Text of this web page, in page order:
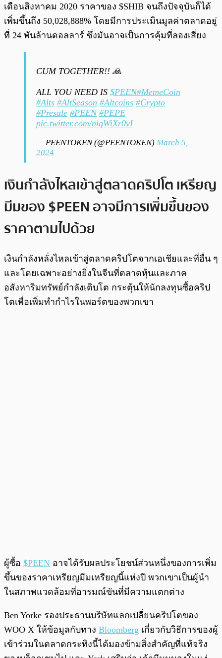
เดือนสิงหาคม 2020 ราคาของ $SHIB จนถึงปัจจุบันก็ได้
เพิ่มขึ้นถึง 50,028,888% โดยมีการประเมินมูลค่าตลาดอยู่
ที่ 24 พันล้านดอลลาร์ ซึ่งมันอาจเป็นการคุ้มที่ลองเสี่ยง
CUM TOGETHER!! 🙏
ALL YOU NEED IS $PEEN#MemeCoin
#Alts #AltSeason #Altcoins #Crypto
#Presale #PEEN #PEPE
pic.twitter.com/niqWiXr0vI
— PEENTOKEN (@PEENTOKEN) March 5,
2024
เงินกำลังไหลเข้าสู่ตลาดคริปโต เหรียญ
มีมของ $PEEN อาจมีการเพิ่มขึ้นของ
ราคาตามไปด้วย
เงินกำลังหลั่งไหลเข้าสู่ตลาดคริปโตจากเอเชียและที่อื่น ๆ
และโดยเฉพาะอย่างยิ่งในจีนที่ตลาดหุ้นและภาค
อสังหาริมทรัพย์กำลังเติบโต กระตุ้นให้นักลงทุนซื้อคริป
โตเพื่อเพิ่มทำกำไรในพอร์ตของพวกเขา
ผู้ซื้อ $PEEN อาจได้รับผลประโยชน์ส่วนหนึ่งของการเพิ่ม
ขึ้นของราคาเหรียญมีมเหรียญนี้แห่งปี พวกเขาเป็นผู้นำ
ในสภาพแวดล้อมที่อารมณ์ขันที่มีความแตกต่าง
Ben Yorke รองประธานบริษัทแลกเปลี่ยนคริปโตของ
WOO X ให้ข้อมูลกับทาง Bloomberg เกี่ยวกับวิธีการของผู้
เข้าร่วมในตลาดกระทิงนี้ได้มองข้ามสิ่งสำคัญที่แท้จริง